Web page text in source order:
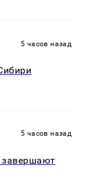
5 часов назад
5 часов назад
завершают